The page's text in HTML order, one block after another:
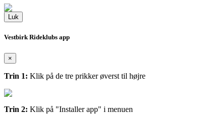
Luk
Vestbirk Rideklubs app
×
Trin 1: Klik på de tre prikker øverst til højre
Trin 2: Klik på "Installer app" i menuen